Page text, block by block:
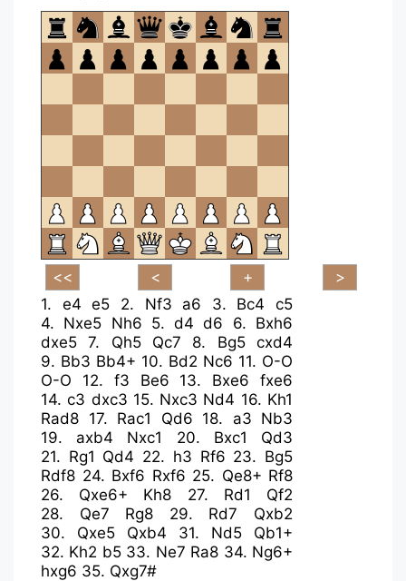
om
te
openen.
1. e4 e5 2. Nf3 a6 3. Bc4
c5
4. Nxe5 Nh6 5.d4 d6 6. Bxh6
dxe5
7. Qh5 Qc7 8. Bg5
cxd4
9. Bb3 Bb4+ 10. Bd2 Nc6 11. O-O
O-O
12. f3 Be6 13. Bxe6
fxe6
14.c3 dxc3 15. Nxc3 Nd4 16. Kh1
Rad8 17. Rac1 Qd6 18. a3 Nb3
19. axb4 Nxc1 20. Bxc1
Qd3
21. Rg1 Qd4 22. h3 Rf6 23. Bg5
Rdf8 24. Bxf6 Rxf6 25. Qe8+ Rf8
26. Qxe6+ Kh8 27. Rd1
Qf2
28. Qe7 Rg8 29. Rd7
Qxb2
30. Qxe5 Qxb4 31. Nd5
Qb1+
32. Kh2 b5 33. Ne7 Ra8 34. Ng6+
hxg6 35. Qxg7#